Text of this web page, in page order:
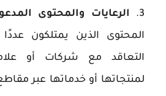
الرعايات والمحتوى
المحتوى الذين يمتلكون عددًا
التعاقد مع شركات أو
لمنتجاتها أو خدماتها عبر